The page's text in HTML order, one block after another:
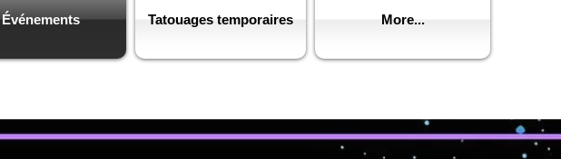
Événements Tatouages temporaires More...